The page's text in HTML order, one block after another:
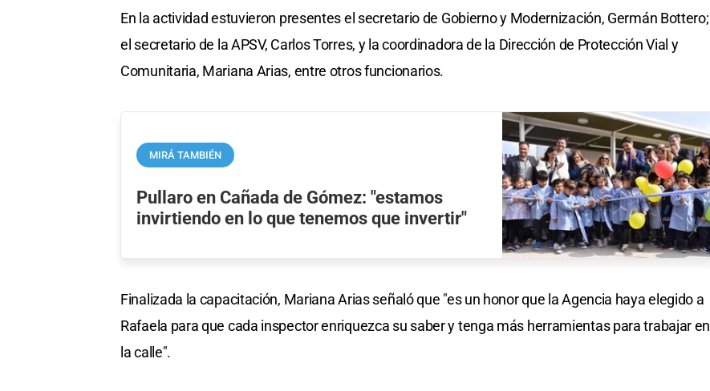
En la actividad estuvieron presentes el secretario de Gobierno y Modernización, Germán Bottero;
el secretario de la APSV, Carlos Torres, y la coordinadora de la Dirección de Protección Vial y
Comunitaria, Mariana Arias, entre otros funcionarios.
MIRÁ TAMBIÉN
Pullaro en Cañada de Gómez: "estamos
invirtiendo en lo que tenemos que invertir"
Finalizada la capacitación, Mariana Arias señaló que "es un honor que la Agencia haya elegido a
Rafaela para que cada inspector enriquezca su saber y tenga más herramientas para trabajar en
la calle".